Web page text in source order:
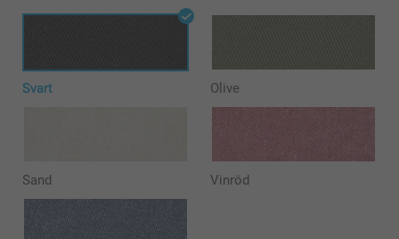
Svart Olive
Sand Vinröd